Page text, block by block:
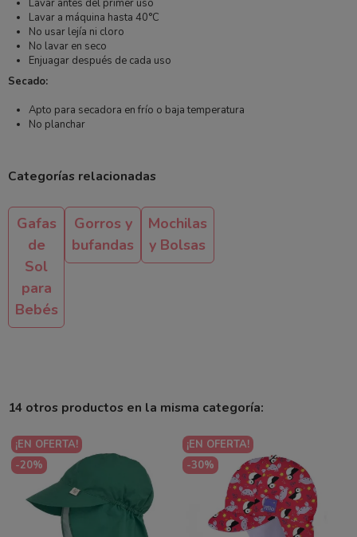
Lavar antes del primer uso
Lavar a máquina hasta 40°C
No usar lejía ni cloro
No lavar en seco
Enjuagar después de cada uso
Secado:
Apto para secadora en frío o baja temperatura
No planchar
Categorías relacionadas
Gafas
de
Sol
para
Bebés
Gorros y
bufandas
Mochilas
y Bolsas
14 otros productos en la misma categoría:
¡EN OFERTA!
-20%
¡EN OFERTA!
-30%